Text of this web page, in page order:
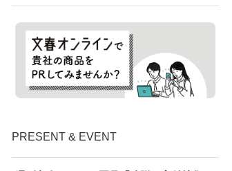
PRESENT & EVENT